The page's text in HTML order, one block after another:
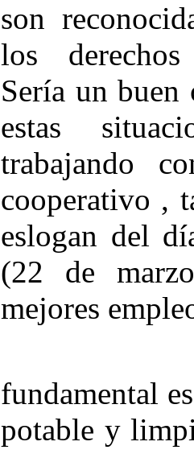
son
los
Sería un buen
estas
trabajando
cooperativo ,
eslogan del
(22 de
mejores
fundamental
potable y